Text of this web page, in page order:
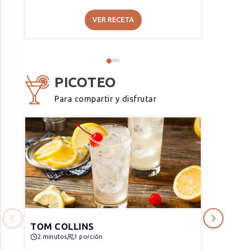
VER RECETA
PICOTEO
Para compartir y disfrutar
TOM COLLINS
2 minutos 1 porción